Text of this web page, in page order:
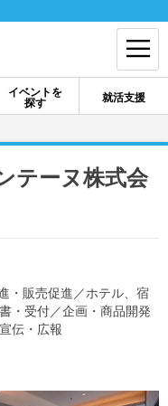
イベントを
探す
就活支援
ログイン
テーヌ株式会
・販売促進 ／ホテル、宿
・受付／企画・商品開発
宣伝・広報